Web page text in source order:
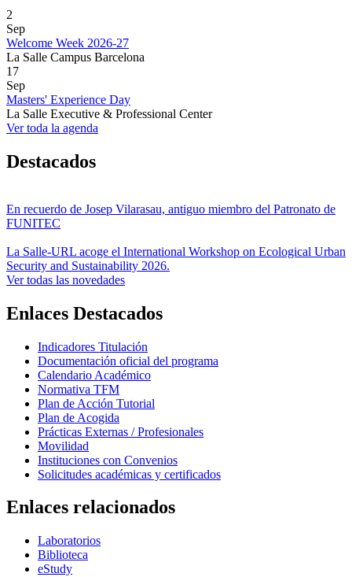
2
Sep
Welcome Week 2026-27
La Salle Campus Barcelona
17
Sep
Masters' Experience Day
La Salle Executive & Professional Center
Ver toda la agenda
Destacados
En recuerdo de Josep Vilarasau, antiguo miembro del Patronato de
FUNITEC
La Salle-URL acoge el International Workshop on Ecological Urban
Security and Sustainability 2026.
Ver todas las novedades
Enlaces Destacados
Indicadores Titulación
Documentación oficial del programa
Calendario Académico
Normativa TFM
Plan de Acción Tutorial
Plan de Acogida
Prácticas Externas / Profesionales
Movilidad
Instituciones con Convenios
Solicitudes académicas y certificados
Enlaces relacionados
Laboratorios
Biblioteca
eStudy